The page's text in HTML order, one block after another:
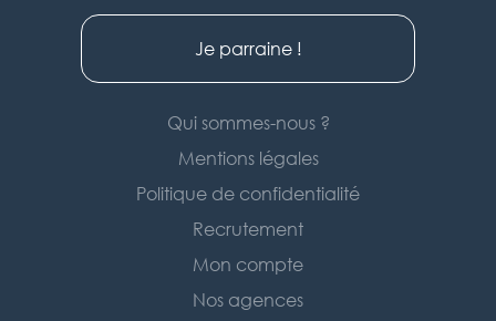
Je parraine !
Qui sommes-nous ?
Mentions légales
Politique de confidentialité
Recrutement
Mon compte
Nos agences